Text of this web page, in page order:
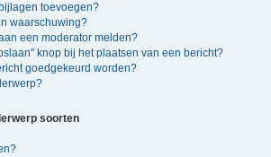
toevoegen?
waarschuwing?
een moderator melden?
knop bij het plaatsen van een bericht?
goedgekeurd worden?
soorten